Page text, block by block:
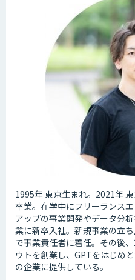
1995年 東京生まれ。2021年
卒業。在学中にフリーランス
アップの事業開発やデータ分
業に新卒入社。新規事業の立
で事業責任者に着任。その後
ウトを創業し、GPTをはじめ
の企業に提供している。